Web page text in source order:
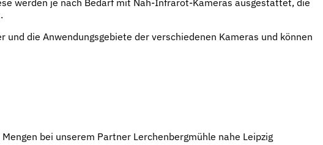
werden je nach Bedarf mit Nah-Infrarot-Kameras ausgestattet, die
die Anwendungsgebiete der verschiedenen Kameras und können
bei unserem Partner Lerchenbergmühle nahe Leipzig